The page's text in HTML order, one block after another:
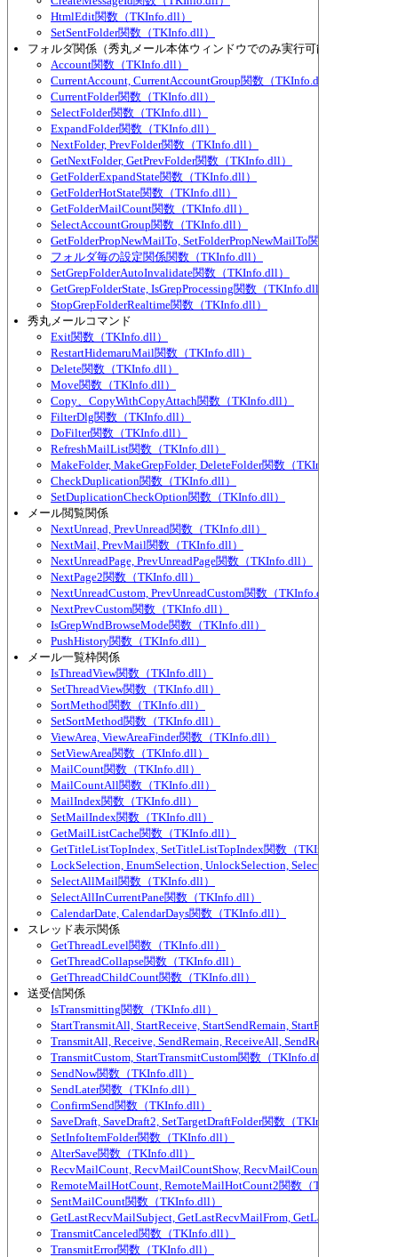
HtmlEdit関数（TKInfo.dll）
SetSentFolder関数（TKInfo.dll）
フォルダ関係（秀丸メール本体ウィンドウでのみ実行可能な物が多い）
Account関数（TKInfo.dll）
CurrentAccount, CurrentAccountGroup関数（TKInfo.dll）
CurrentFolder関数（TKInfo.dll）
SelectFolder関数（TKInfo.dll）
ExpandFolder関数（TKInfo.dll）
NextFolder, PrevFolder関数（TKInfo.dll）
GetNextFolder, GetPrevFolder関数（TKInfo.dll）
GetFolderExpandState関数（TKInfo.dll）
GetFolderHotState関数（TKInfo.dll）
GetFolderMailCount関数（TKInfo.dll）
SelectAccountGroup関数（TKInfo.dll）
GetFolderPropNewMailTo, SetFolderPropNewMailTo関数（TKInfo.dll
フォルダ毎の設定関係関数（TKInfo.dll）
SetGrepFolderAutoInvalidate関数（TKInfo.dll）
GetGrepFolderState, IsGrepProcessing関数（TKInfo.dll）
StopGrepFolderRealtime関数（TKInfo.dll）
秀丸メールコマンド
Exit関数（TKInfo.dll）
RestartHidemaruMail関数（TKInfo.dll）
Delete関数（TKInfo.dll）
Move関数（TKInfo.dll）
Copy、CopyWithCopyAttach関数（TKInfo.dll）
FilterDlg関数（TKInfo.dll）
DoFilter関数（TKInfo.dll）
RefreshMailList関数（TKInfo.dll）
MakeFolder, MakeGrepFolder, DeleteFolder関数（TKInfo.dll）
CheckDuplication関数（TKInfo.dll）
SetDuplicationCheckOption関数（TKInfo.dll）
メール閲覧関係
NextUnread, PrevUnread関数（TKInfo.dll）
NextMail, PrevMail関数（TKInfo.dll）
NextUnreadPage, PrevUnreadPage関数（TKInfo.dll）
NextPage2関数（TKInfo.dll）
NextUnreadCustom, PrevUnreadCustom関数（TKInfo.dll）
NextPrevCustom関数（TKInfo.dll）
IsGrepWndBrowseMode関数（TKInfo.dll）
PushHistory関数（TKInfo.dll）
メール一覧枠関係
IsThreadView関数（TKInfo.dll）
SetThreadView関数（TKInfo.dll）
SortMethod関数（TKInfo.dll）
SetSortMethod関数（TKInfo.dll）
ViewArea, ViewAreaFinder関数（TKInfo.dll）
SetViewArea関数（TKInfo.dll）
MailCount関数（TKInfo.dll）
MailCountAll関数（TKInfo.dll）
MailIndex関数（TKInfo.dll）
SetMailIndex関数（TKInfo.dll）
GetMailListCache関数（TKInfo.dll）
GetTitleListTopIndex, SetTitleListTopIndex関数（TKInfo.dll）
LockSelection, EnumSelection, UnlockSelection, SelectedMailCount
SelectAllMail関数（TKInfo.dll）
SelectAllInCurrentPane関数（TKInfo.dll）
CalendarDate, CalendarDays関数（TKInfo.dll）
スレッド表示関係
GetThreadLevel関数（TKInfo.dll）
GetThreadCollapse関数（TKInfo.dll）
GetThreadChildCount関数（TKInfo.dll）
送受信関係
IsTransmitting関数（TKInfo.dll）
StartTransmitAll, StartReceive, StartSendRemain, StartReceiveAll,
TransmitAll, Receive, SendRemain, ReceiveAll, SendRemainAll関数
TransmitCustom, StartTransmitCustom関数（TKInfo.dll）
SendNow関数（TKInfo.dll）
SendLater関数（TKInfo.dll）
ConfirmSend関数（TKInfo.dll）
SaveDraft, SaveDraft2, SetTargetDraftFolder関数（TKInfo.dll）
SetInfoItemFolder関数（TKInfo.dll）
AlterSave関数（TKInfo.dll）
RecvMailCount, RecvMailCountShow,
RemoteMailHotCount, RemoteMailHotCount2関数（TKInfo.dll）
SentMailCount関数（TKInfo.dll）
GetLastRecvMailSubject, GetLastRecvMailFrom,
TransmitCanceled関数（TKInfo.dll）
TransmitError関数（TKInfo.dll）